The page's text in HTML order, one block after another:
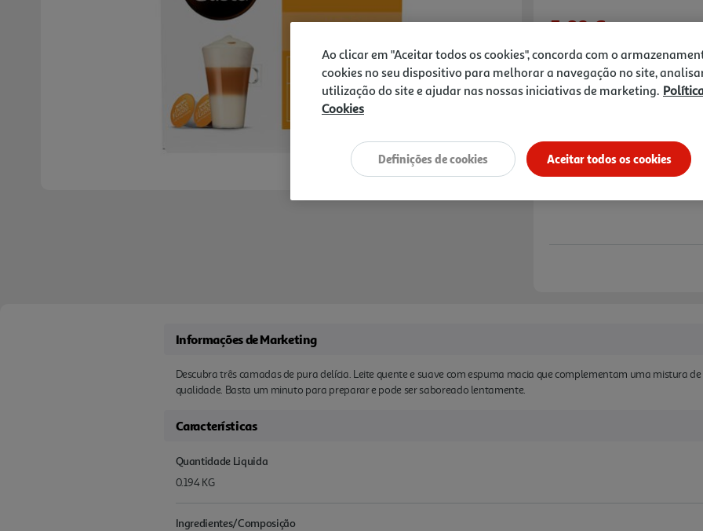
5,89 €
Notas de preparação
Informações de Marketing
Descubra três camadas de pura delícia. Leite quente e suave com espuma macia que complementam uma mistura
qualidade. Basta um minuto para preparar e pode ser saboreado lentamente.
Características
Quantidade Liquida
0.194 KG
Ingredientes/Composição
Ao clicar em "Aceitar todos os cookies", concorda com o
cookies no seu dispositivo para melhorar a navegação no site,
utilização do site e ajudar nas nossas iniciativas de marketing.
Cookies
Aceitar todos os cookies
Definições de cookies